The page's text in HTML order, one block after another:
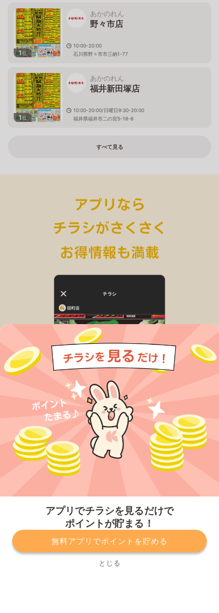
アプリでチラシを見るだけで
ポイントが貯まる！
無料アプリでポイントを貯める
とじる
1枚
あかのれん
野々市店
10:00-20:00
石川県野々市市三納1-77
1枚
あかのれん
福井新田塚店
10:00-20:00/日曜日9:30-20:00
福井県福井市二の宮5-18-6
すべて見る
プライバシーポリシー 利用規約
運営会社
サービスに関してのお問い合わせ